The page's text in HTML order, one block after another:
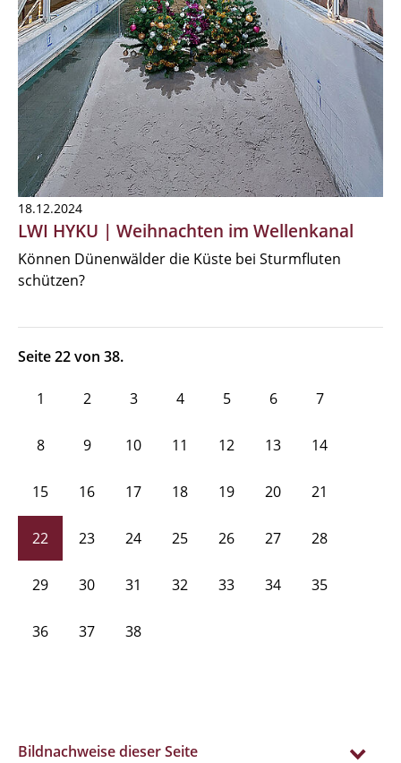
18.12.2024
LWI HYKU | Weihnachten im Wellenkanal
Können Dünenwälder die Küste bei Sturmfluten
schützen?
Seite 22 von 38.
1 2 3 4 5 6 7
8 9 10 11 12 13 14
15 16 17 18 19 20 21
22 23 24 25 26 27 28
29 30 31 32 33 34 35
36 37 38
Bildnachweise dieser Seite